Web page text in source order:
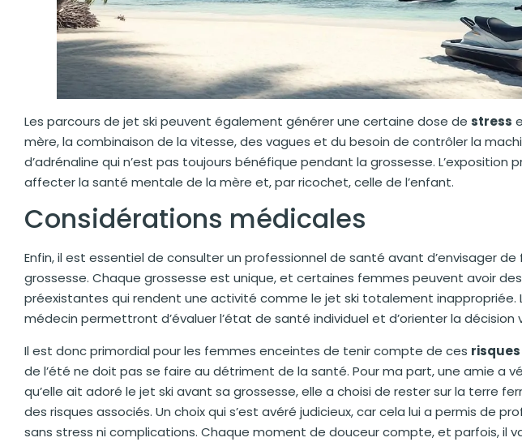
Les parcours de jet ski peuvent également générer une certaine dose de stress
mère, la combinaison de la vitesse, des vagues et du besoin de contrôler la
d’adrénaline qui n’est pas toujours bénéfique pendant la grossesse. L’exposition
affecter la santé mentale de la mère et, par ricochet, celle de l’enfant.
Considérations médicales
Enfin, il est essentiel de consulter un professionnel de santé avant d’envisager
grossesse. Chaque grossesse est unique, et certaines femmes peuvent avoir des
préexistantes qui rendent une activité comme le jet ski totalement inappropriée.
médecin permettront d’évaluer l’état de santé individuel et d’orienter la décision
Il est donc primordial pour les femmes enceintes de tenir compte de ces risques
de l’été ne doit pas se faire au détriment de la santé. Pour ma part, une amie a
qu’elle ait adoré le jet ski avant sa grossesse, elle a choisi de rester sur la terre
des risques associés. Un choix qui s’est avéré judicieux, car cela lui a permis de
sans stress ni complications. Chaque moment de douceur compte, et parfois, il